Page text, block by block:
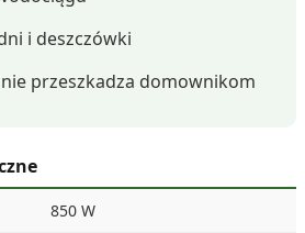
i deszczówki
przeszkadza domownikom
850 W